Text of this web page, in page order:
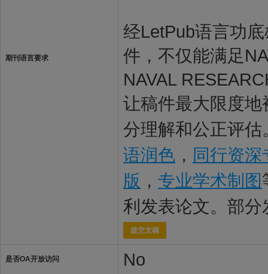
期刊语言要求
经LetPub语言功
件，不仅能满足
NAVAL
让稿件最大限度地
分理解和公正评
语润色 ， 同行资深
版 ， 专业学术制图
利发表论文。部
提交文稿
是否OA开放访问 No